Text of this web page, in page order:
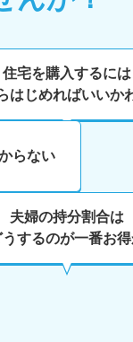
住宅を購入するには
はじめればいいか
らない
夫婦の持分割合は
うするのが一番お